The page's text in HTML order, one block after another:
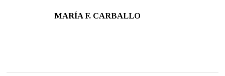
MARÍA F. CARBALLO